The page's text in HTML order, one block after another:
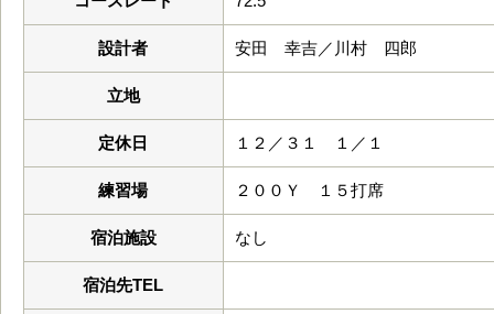
設計者 安田 幸吉／川村 四郎
立地
定休日 １２／３１ １／１
練習場 ２００Ｙ １５打席
宿泊施設 なし
宿泊先TEL